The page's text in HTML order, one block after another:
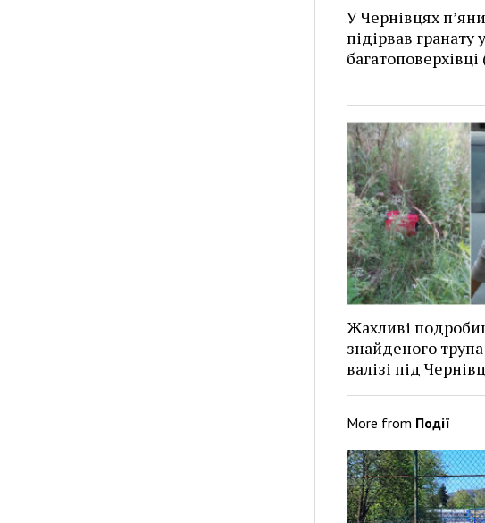
У Чернівцях
підірвав гранату у
Жахливі
знайденого
валізі під
More from Події